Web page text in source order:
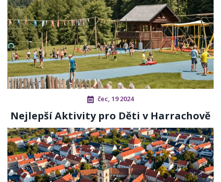
čec, 19 2024
Nejlepší Aktivity pro Děti v Harrachově